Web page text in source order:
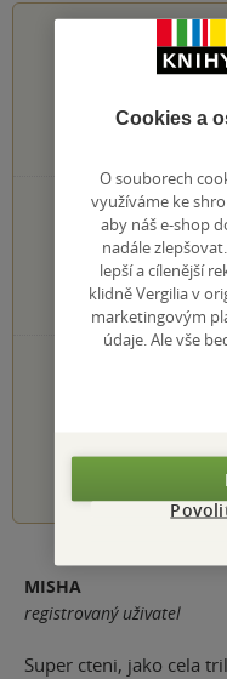
PŘIDEJTE
Hodnocení
MISHA
registrovaný uživatel
Super cteni, jako cela
Cookies a
O souborech
využíváme ke
aby náš e-shop
nadále
lepší a cílenější
klidně Vergilia v
marketingovým
údaje. Ale vše